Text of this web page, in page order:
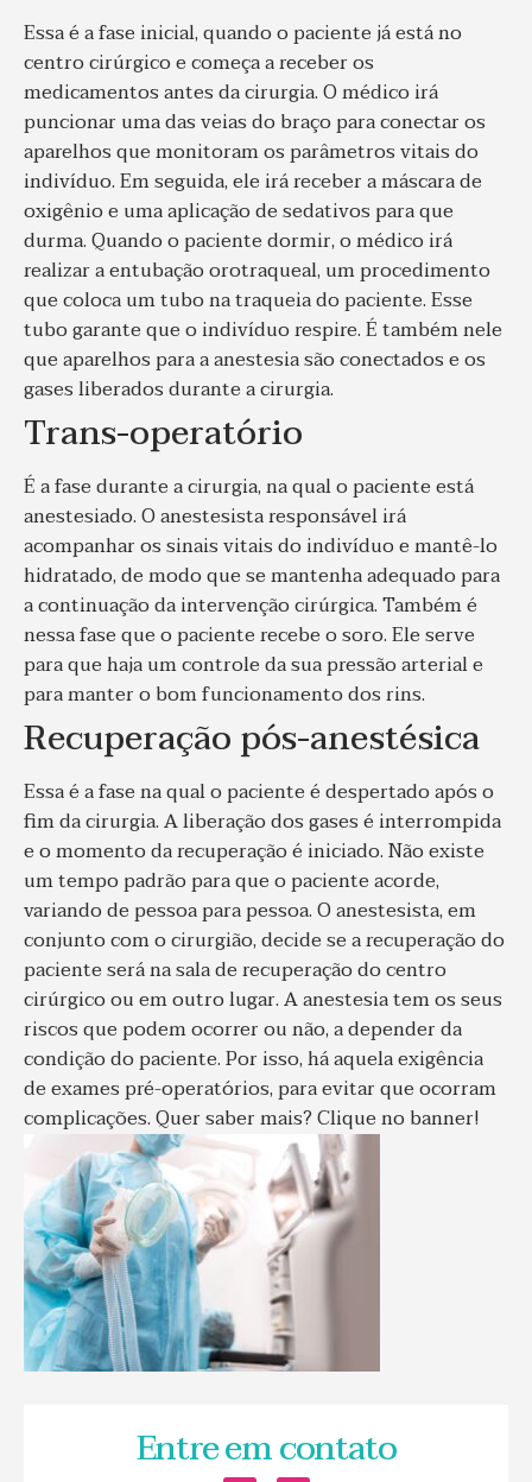
Essa é a fase inicial, quando o paciente já está no
centro cirúrgico e começa a receber os
medicamentos antes da cirurgia. O médico irá
puncionar uma das veias do braço para conectar os
aparelhos que monitoram os parâmetros vitais do
indivíduo. Em seguida, ele irá receber a máscara de
oxigênio e uma aplicação de sedativos para que
durma. Quando o paciente dormir, o médico irá
realizar a entubação orotraqueal, um procedimento
que coloca um tubo na traqueia do paciente. Esse
tubo garante que o indivíduo respire. É também nele
que aparelhos para a anestesia são conectados e os
gases liberados durante a cirurgia.
Trans-operatório
É a fase durante a cirurgia, na qual o paciente está
anestesiado. O anestesista responsável irá
acompanhar os sinais vitais do indivíduo e mantê-lo
hidratado, de modo que se mantenha adequado para
a continuação da intervenção cirúrgica. Também é
nessa fase que o paciente recebe o soro. Ele serve
para que haja um controle da sua pressão arterial e
para manter o bom funcionamento dos rins.
Recuperação pós-anestésica
Essa é a fase na qual o paciente é despertado após o
fim da cirurgia. A liberação dos gases é interrompida
e o momento da recuperação é iniciado. Não existe
um tempo padrão para que o paciente acorde,
variando de pessoa para pessoa. O anestesista, em
conjunto com o cirurgião, decide se a recuperação do
paciente será na sala de recuperação do centro
cirúrgico ou em outro lugar. A anestesia tem os seus
riscos que podem ocorrer ou não, a depender da
condição do paciente. Por isso, há aquela exigência
de exames pré-operatórios, para evitar que ocorram
complicações. Quer saber mais? Clique no banner!
Entre em contato